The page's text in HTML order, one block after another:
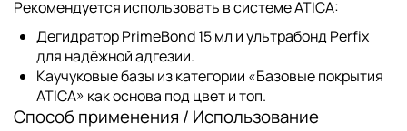
Рекомендуется использовать в системе ATICA:
ДегидраторPrimeBond 15 мли ультрабондPerfix
для надёжной адгезии.
Каучуковые базы из категории «Базовые покрытия
ATICA» как основа под цвет и топ.
Способ применения / Использование